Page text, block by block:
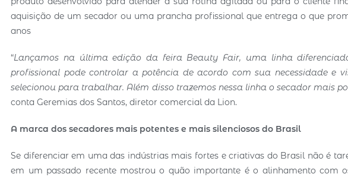
aquisição de um secador ou uma prancha profissional que entrega o que
anos
“Lançamos na última edição da feira Beauty Fair, uma linha
profissional pode controlar a potência de acordo com sua necessidade e
selecionou para trabalhar. Além disso trazemos nessa linha o secador mais
conta Geremias dos Santos, diretor comercial da Lion.
A marca dos secadores mais potentes e mais silenciosos do Brasil
Se diferenciar em uma das indústrias mais fortes e criativas do Brasil não é
em um passado recente mostrou o quão importante é o alinhamento com